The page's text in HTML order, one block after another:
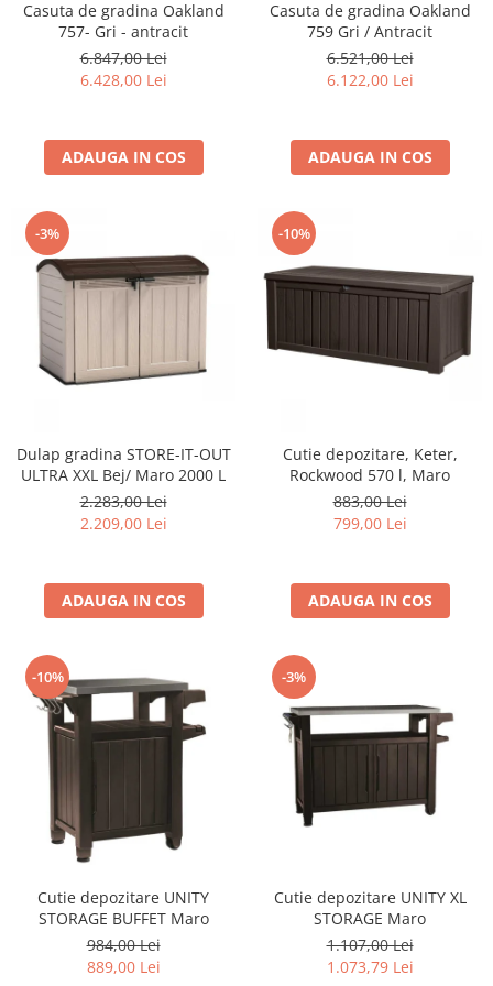
Utilaje agricole
Motocultoare
Motosape
Accesorii utilaje agricole
Pachete motocultoare
Vehicule utilitare
Curte si gradina
Masini de tuns gazon
Aparate de spalat cu presiune
Foarfece gard viu
Ingrijire gazon
Motocoase
Atomizoare si pulverizatoare
Motoburghie
Maturi rotative
Solarii gradina
Solutii depozitare
Casute gradina
Cutii depozitare
Mobilier gradina
Set mobilier gradina
Scaune gradina
Casuta de gradina Oakland
757- Gri - antracit
6.847,00 Lei
6.428,00 Lei
ADAUGA IN COS
Casuta de gradina Oakland
759 Gri / Antracit
6.521,00 Lei
6.122,00 Lei
ADAUGA IN COS
-3%
Dulap gradina STORE-IT-OUT
ULTRA XXL Bej/ Maro 2000 L
2.283,00 Lei
2.209,00 Lei
ADAUGA IN COS
-10%
Cutie depozitare, Keter,
Rockwood 570 l, Maro
883,00 Lei
799,00 Lei
ADAUGA IN COS
-10%
Cutie depozitare UNITY
STORAGE BUFFET Maro
984,00 Lei
889,00 Lei
-3%
Cutie depozitare UNITY XL
STORAGE Maro
1.107,00 Lei
1.073,79 Lei